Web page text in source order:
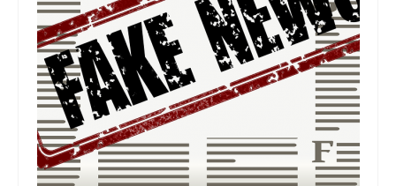
CONTACTO
Desguaces La Torre